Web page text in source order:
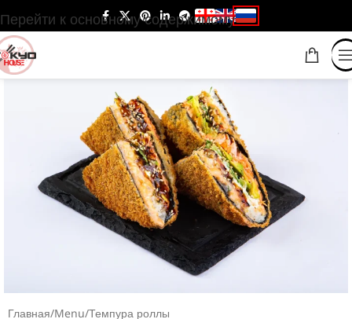
Перейти к основному содержимому
Главная/Menu/Темпура роллы